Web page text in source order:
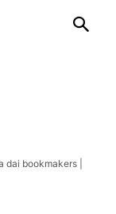
bookmakers |